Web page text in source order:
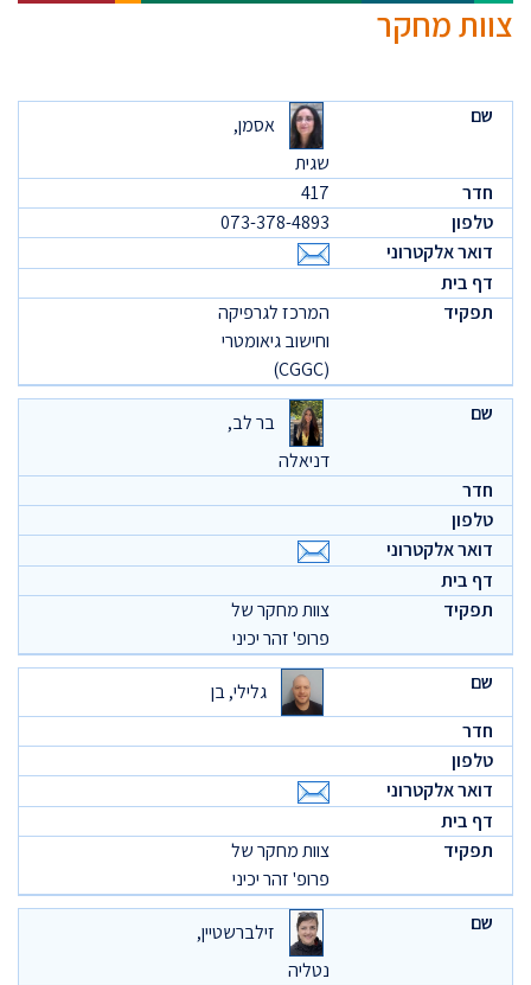
צוות מחקר
אסמן,
שגית
417
073-378-4893
המרכז לגרפיקה
וחישוב גיאומטרי
(CGGC)
בר לב,
דניאלה
צוות מחקר של
פרופ' זהר יכיני
גלילי, בן
צוות מחקר של
פרופ' זהר יכיני
זילברשטיין,
נטליה